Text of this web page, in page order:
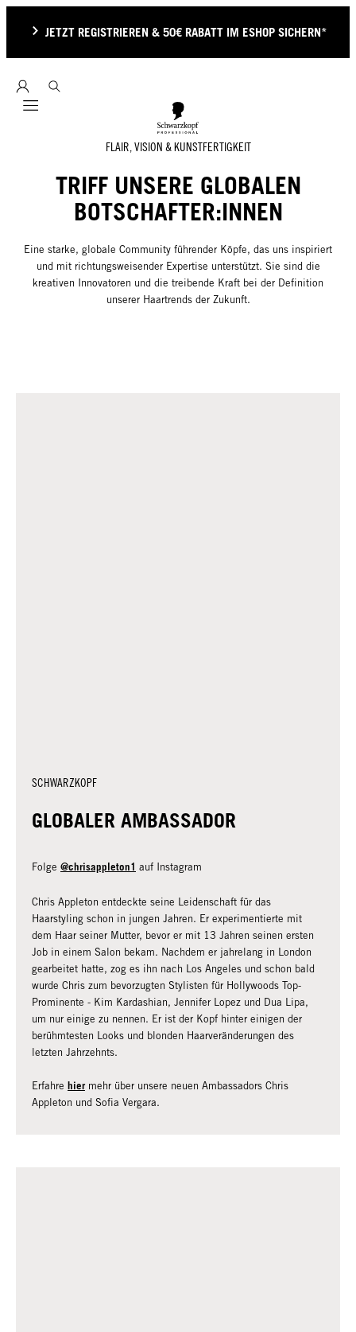
JETZT REGISTRIEREN & 50€ RABATT IM ESHOP SICHERN*
Mobile navigation
FLAIR, VISION & KUNSTFERTIGKEIT
TRIFF UNSERE GLOBALEN
BOTSCHAFTER:INNEN
Eine starke, globale Community führender Köpfe, das uns inspiriert
und mit richtungsweisender Expertise unterstützt. Sie sind die
kreativen Innovatoren und die treibende Kraft bei der Definition
unserer Haartrends der Zukunft.
SCHWARZKOPF
GLOBALER AMBASSADOR
Folge @chrisappleton1 auf Instagram
Chris Appleton entdeckte seine Leidenschaft für das
Haarstyling schon in jungen Jahren. Er experimentierte mit
dem Haar seiner Mutter, bevor er mit 13 Jahren seinen ersten
Job in einem Salon bekam. Nachdem er jahrelang in London
gearbeitet hatte, zog es ihn nach Los Angeles und schon bald
wurde Chris zum bevorzugten Stylisten für Hollywoods Top-
Prominente - Kim Kardashian, Jennifer Lopez und Dua Lipa,
um nur einige zu nennen. Er ist der Kopf hinter einigen der
berühmtesten Looks und blonden Haarveränderungen des
letzten Jahrzehnts.
Erfahre hier mehr über unsere neuen Ambassadors Chris
Appleton und Sofia Vergara.